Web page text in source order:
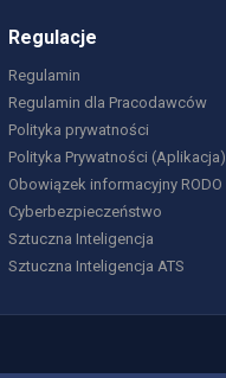
Regulacje
Regulamin
Regulamin dla Pracodawców
Polityka prywatności
Polityka Prywatności (Aplikacja)
Obowiązek informacyjny RODO
Cyberbezpieczeństwo
Sztuczna Inteligencja
Sztuczna Inteligencja ATS